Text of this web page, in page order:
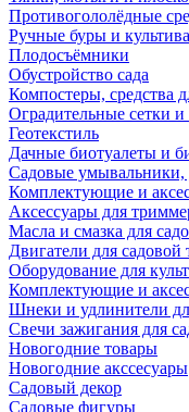
Противогололёдные
Ручные буры и
Плодосъёмники
Обустройство сада
Компостеры, средства
Оградительные сетки
Геотекстиль
Дачные биотуалеты и
Садовые
Комплектующие и
Аксессуары для
Масла и смазка для
Двигатели для садовой
Оборудование для
Комплектующие и
Шнеки и удлинители
Свечи зажигания для
Новогодние товары
Новогодние акссесуары
Садовый декор
Садовые фигуры